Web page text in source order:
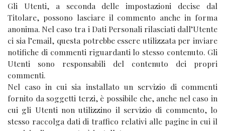
Gli Utenti, a seconda delle impostazioni decise dal
Titolare, possono lasciare il commento anche in forma
anonima. Nel caso tra i Dati Personali rilasciati dall’Utente
ci sia l’email, questa potrebbe essere utilizzata per inviare
notifiche di commenti riguardanti lo stesso contenuto. Gli
Utenti sono responsabili del contenuto dei propri
commenti.
Nel caso in cui sia installato un servizio di commenti
fornito da soggetti terzi, è possibile che, anche nel caso in
cui gli Utenti non utilizzino il servizio di commento, lo
stesso raccolga dati di traffico relativi alle pagine in cui il